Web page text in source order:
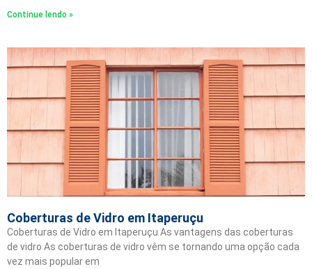
Continue lendo »
Coberturas de Vidro em Itaperuçu
Coberturas de Vidro em Itaperuçu As vantagens das coberturas
de vidro As coberturas de vidro vêm se tornando uma opção cada
vez mais popular em